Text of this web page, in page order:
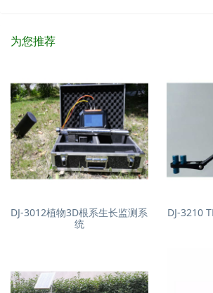
为您推荐
DJ-3012植物3D根系生长监测系
统
DJ-3210